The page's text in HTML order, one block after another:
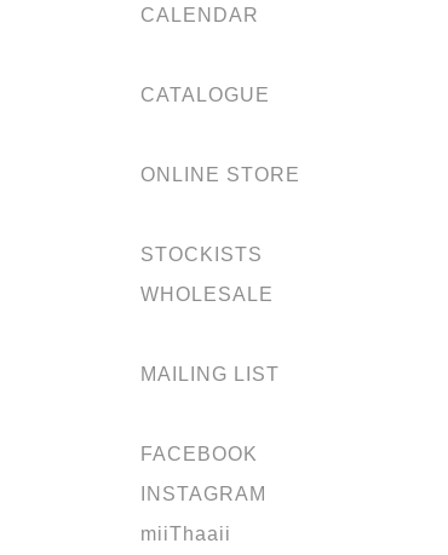
CALENDAR
CATALOGUE
ONLINE STORE
STOCKISTS
WHOLESALE
MAILING LIST
FACEBOOK
INSTAGRAM
miiThaaii